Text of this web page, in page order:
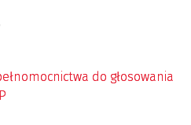
do głosowania